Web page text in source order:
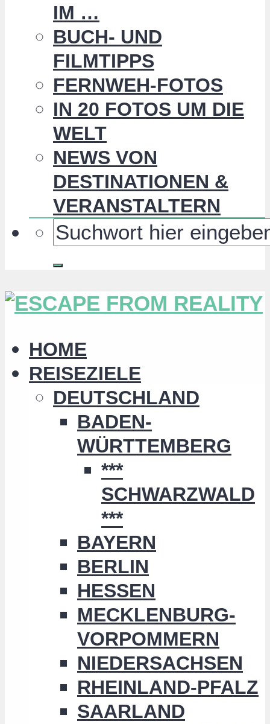
IM …
BUCH- UND
FILMTIPPS
FERNWEH-FOTOS
IN 20 FOTOS UM DIE
WELT
NEWS VON
DESTINATIONEN &
VERANSTALTERN
HOME
REISEZIELE
DEUTSCHLAND
BADEN-
WÜRTTEMBERG
***
SCHWARZWALD
***
BAYERN
BERLIN
HESSEN
MECKLENBURG-
VORPOMMERN
NIEDERSACHSEN
RHEINLAND-PFALZ
SAARLAND